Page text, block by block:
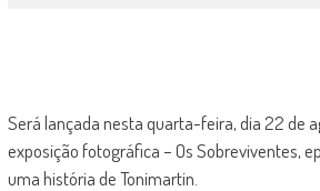
Será lançada nesta quarta-feira, dia 22 de
exposição fotográfica – Os Sobreviventes,
uma história de Tonimartin.